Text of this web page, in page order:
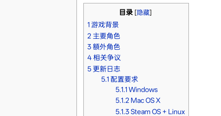
目录[隐藏]
1 游戏背景
2 主要角色
3 額外角色
4 相关争议
5 更新日志
5.1 配置要求
5.1.1 Windows
5.1.2 Mac OS X
5.1.3 Steam OS + Linux